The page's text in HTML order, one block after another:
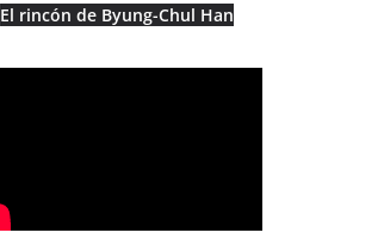
El rincón de Byung-Chul Han